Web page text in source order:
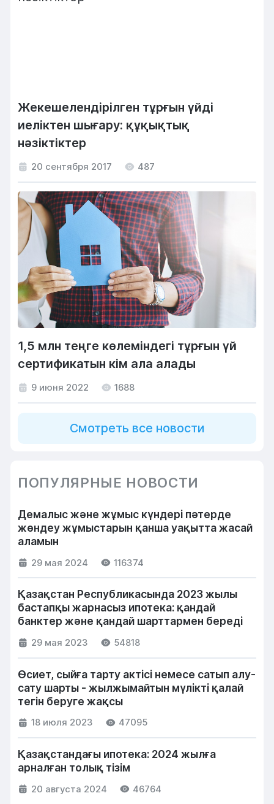
Жекешелендірілген тұрғын үйді
иеліктен шығару: құқықтық
нәзіктіктер
20 сентября 2017 487
1,5 млн теңге көлеміндегі тұрғын үй
сертификатын кім ала алады
9 июня 2022 1688
Смотреть все новости
ПОПУЛЯРНЫЕ НОВОСТИ
Демалыс және жұмыс күндері пәтерде
жөндеу жұмыстарын қанша уақытта жасай
аламын
29 мая 2024 116374
Қазақстан Республикасында 2023 жылы
бастапқы жарнасыз ипотека: қандай
банктер және қандай шарттармен береді
29 мая 2023 54818
Өсиет, сыйға тарту актісі немесе сатып алу-
сату шарты - жылжымайтын мүлікті қалай
тегін беруге жақсы
18 июля 2023 47095
Қазақстандағы ипотека: 2024 жылға
арналған толық тізім
20 августа 2024 46764